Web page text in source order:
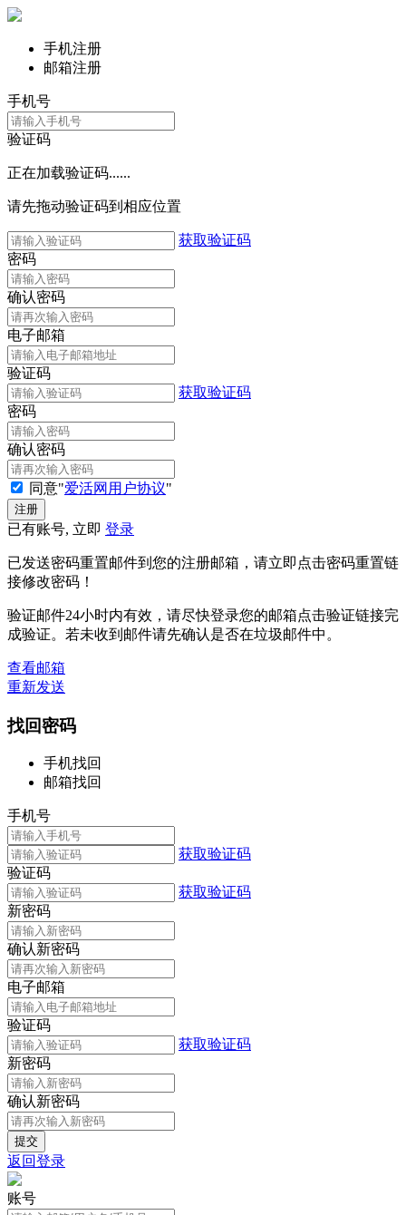
手机注册
邮箱注册
手机号
验证码
正在加载验证码......
请先拖动验证码到相应位置
获取验证码
密码
确认密码
电子邮箱
验证码
获取验证码
密码
确认密码
同意"爱活网用户协议"
已有账号, 立即 登录
已发送密码重置邮件到您的注册邮箱，请立即点击密码重置链
接修改密码！
验证邮件24小时内有效，请尽快登录您的邮箱点击验证链接完
成验证。若未收到邮件请先确认是否在垃圾邮件中。
查看邮箱
重新发送
找回密码
手机找回
邮箱找回
手机号
获取验证码
验证码
获取验证码
新密码
确认新密码
电子邮箱
验证码
获取验证码
新密码
确认新密码
返回登录
账号